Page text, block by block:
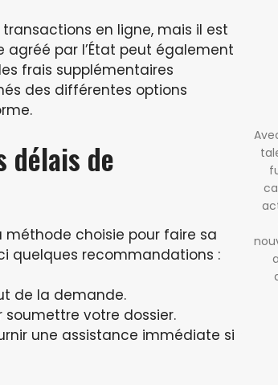
en ligne, mais il est
agréé par l’État peut également
frais supplémentaires
des différentes options
délais de
choisie pour faire sa
quelques recommandations :
de la demande.
soumettre votre dossier.
une assistance immédiate si